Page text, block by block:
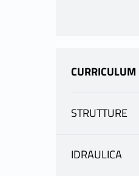
CURRICULUM
STRUTTURE
IDRAULICA